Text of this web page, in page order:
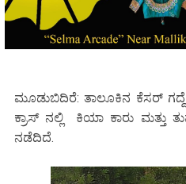
ಮೂಡುಬಿದಿರೆ: ತಾಲೂಕಿನ ಕೆಸರ್
ಕ್ರಾಸ್ ನಲ್ಲಿ ಕಿಯಾ ಕಾರು ಮತ್ತು
ನಡೆದಿದೆ.